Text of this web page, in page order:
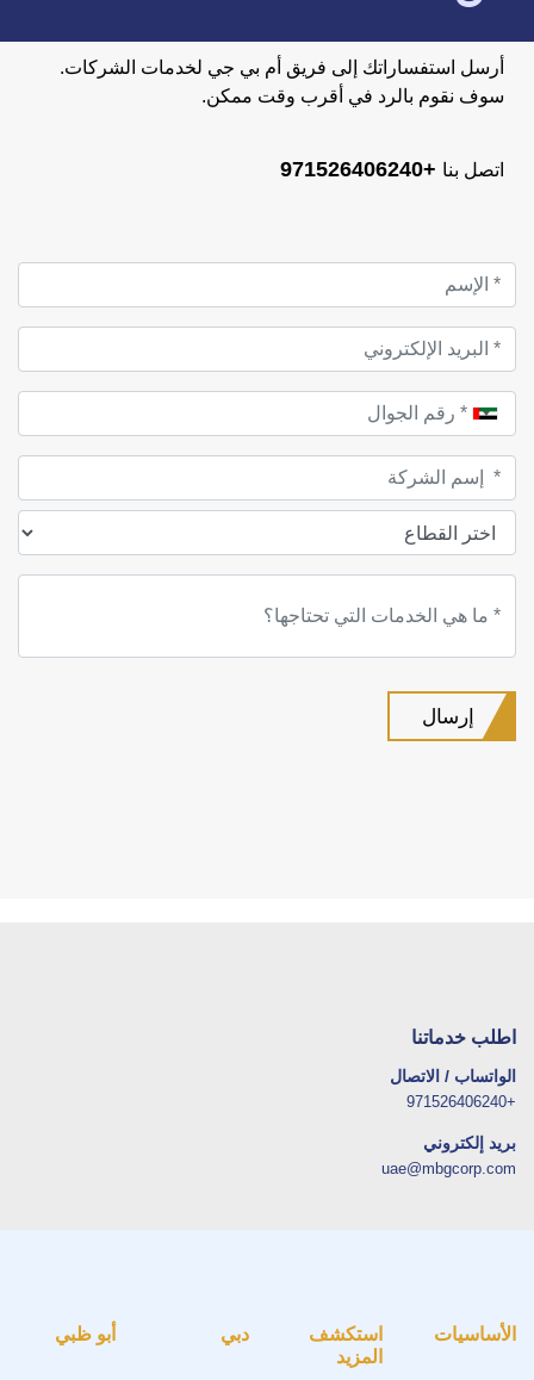
أرسل استفساراتك إلى فريق أم بي جي لخدمات الشركات.
سوف نقوم بالرد في أقرب وقت ممكن.
اتصل بنا +971526406240
اطلب خدماتنا
الواتساب / الاتصال
+971526406240
بريد إلكتروني
uae@mbgcorp.com
الأساسيات
استكشف
المزيد
دبي أبو ظبي